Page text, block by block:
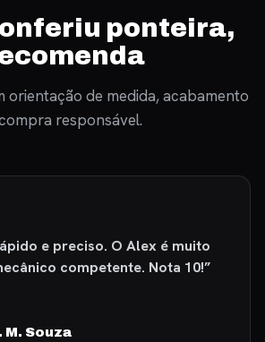
ponteira,
orientação de medida, acabamento
responsável.
e preciso. O Alex é muito
competente. Nota 10!”
M. Souza